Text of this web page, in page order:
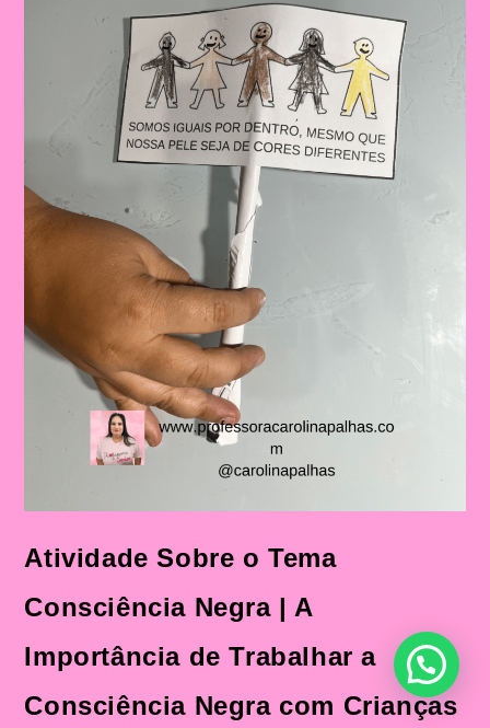
De
Trabalhar
A
Consciência
Negra
Com
Crianças
Na
Educação
Infantil
E
Fundamental
Atividade Sobre o Tema
Consciência Negra | A
Importância de Trabalhar a
Consciência Negra com Crianças